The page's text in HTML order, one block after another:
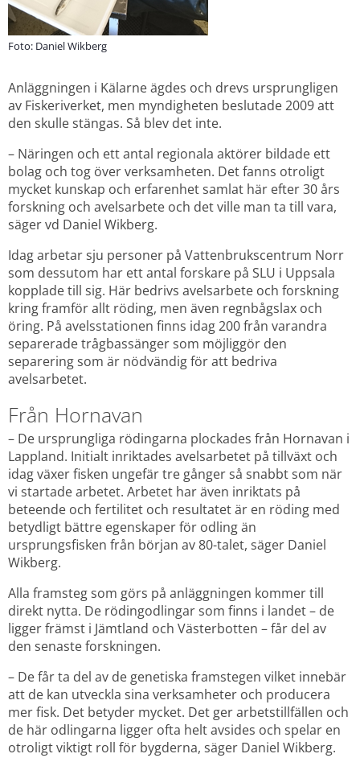
Foto: Daniel Wikberg
Anläggningen i Kälarne ägdes och drevs ursprungligen
av Fiskeriverket, men myndigheten beslutade 2009 att
den skulle stängas. Så blev det inte.
– Näringen och ett antal regionala aktörer bildade ett
bolag och tog över verksamheten. Det fanns otroligt
mycket kunskap och erfarenhet samlat här efter 30 års
forskning och avelsarbete och det ville man ta till vara,
säger vd Daniel Wikberg.
Idag arbetar sju personer på Vattenbrukscentrum Norr
som dessutom har ett antal forskare på SLU i Uppsala
kopplade till sig. Här bedrivs avelsarbete och forskning
kring framför allt röding, men även regnbågslax och
öring. På avelsstationen finns idag 200 från varandra
separerade trågbassänger som möjliggör den
separering som är nödvändig för att bedriva
avelsarbetet.
Från Hornavan
– De ursprungliga rödingarna plockades från Hornavan i
Lappland. Initialt inriktades avelsarbetet på tillväxt och
idag växer fisken ungefär tre gånger så snabbt som när
vi startade arbetet. Arbetet har även inriktats på
beteende och fertilitet och resultatet är en röding med
betydligt bättre egenskaper för odling än
ursprungsfisken från början av 80-talet, säger Daniel
Wikberg.
Alla framsteg som görs på anläggningen kommer till
direkt nytta. De rödingodlingar som finns i landet – de
ligger främst i Jämtland och Västerbotten – får del av
den senaste forskningen.
– De får ta del av de genetiska framstegen vilket innebär
att de kan utveckla sina verksamheter och producera
mer fisk. Det betyder mycket. Det ger arbetstillfällen och
de här odlingarna ligger ofta helt avsides och spelar en
otroligt viktigt roll för bygderna, säger Daniel Wikberg.